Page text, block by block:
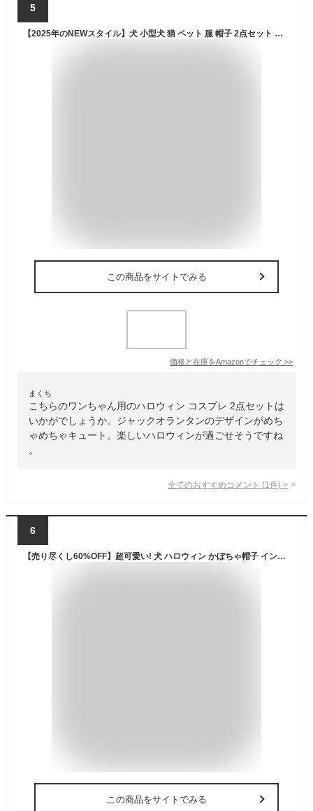
5
【2025年のNEWスタイル】犬 小型犬 猫 ペット 服 帽子 2点セット ハロウィン かぼちゃ コスプレ 被り物 仮装 ドッグウェア 可愛い 冬服 飾り コスチューム パーティー 撮影道具 プレゼント アクセサリー コスプレキ服 変身（L/12.5-20kg）
この商品をサイトでみる
価格と在庫をAmazonでチェック >>
まくち
こちらのワンちゃん用のハロウィン コスプレ 2点セットは
いかがでしょうか。ジャックオランタンのデザインがめち
ゃめちゃキュート。楽しいハロウィンが過ごせそうですね
。
全てのおすすめコメント (1 件) >
6
【売り尽くし60%OFF】超可愛い! 犬 ハロウィン かぼちゃ帽子 インスタ パンプキン 簡単 仮装 犬 服 ドッグウェア ペット 秋冬 犬 服 ペット コスプレ ハロウィン衣装 犬服 ドッグウェア 変身 コスプレ ハロウィン 仮装 コスチューム 【a103】【送料無料】
この商品をサイトでみる